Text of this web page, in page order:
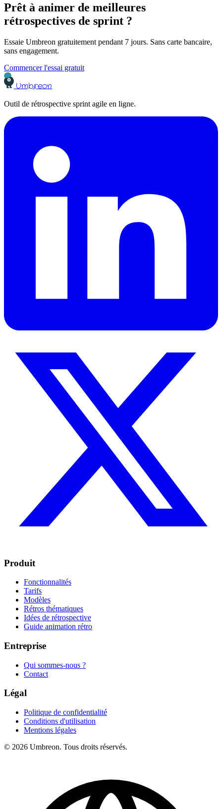
Prêt à animer de meilleures
rétrospectives de sprint ?
Essaie Umbreon gratuitement pendant 7 jours. Sans carte bancaire,
sans engagement.
Commencer l'essai gratuit
Umbreon
Outil de rétrospective sprint agile en ligne.
Produit
Fonctionnalités
Tarifs
Modèles
Rétros thématiques
Idées de rétrospective
Guide animation rétro
Entreprise
Qui sommes-nous ?
Contact
Légal
Politique de confidentialité
Conditions d'utilisation
Mentions légales
© 2026 Umbreon. Tous droits réservés.